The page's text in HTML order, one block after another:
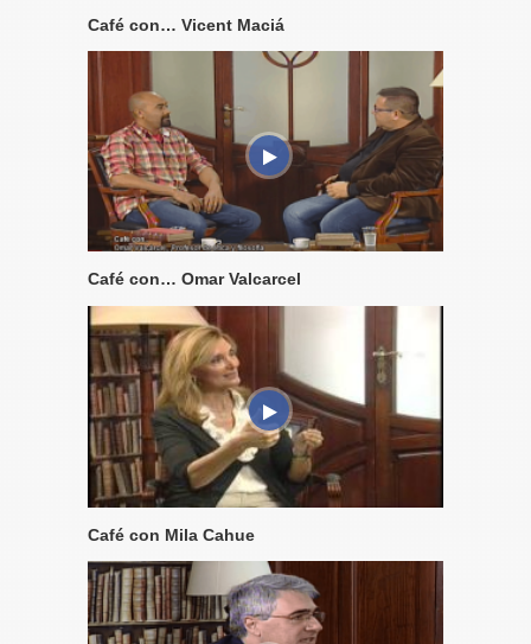
Café con… Vicent Maciá
Café con… Omar Valcarcel
Café con Mila Cahue